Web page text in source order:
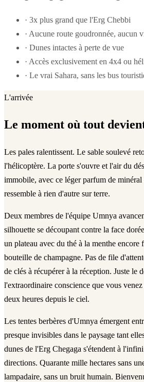
· 3x plus grand que l'Erg Chebbi
· Aucune route goudronnée, aucun
· Dunes intactes à perte de vue
· Accès exclusivement en 4x4 ou
· Le vrai Sahara, sans les bus
L'arrivée
Le moment où tout
Les pales ralentissent. Le sable soulevé
l'hélicoptère. La porte s'ouvre et l'air du
immobile, avec ce léger parfum de
ressemble à rien d'autre sur terre.
Deux membres de l'équipe Umnya
silhouette se découpant contre la face
un plateau avec du thé à la menthe encore
bouteille de champagne. Pas de file
de clés à récupérer à la réception. Juste le
l'extraordinaire conscience que vous
deux heures depuis le ciel.
Les tentes berbères d'Umnya émergent
presque invisibles dans le paysage tant
dunes de l'Erg Chegaga s'étendent à
directions. Quarante mille hectares sans
lampadaire, sans un bruit humain.